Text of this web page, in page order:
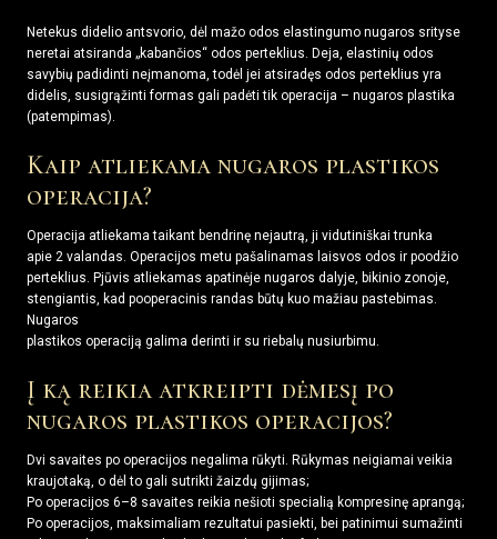
Netekus didelio antsvorio, dėl mažo odos elastingumo nugaros srityse
neretai atsiranda „kabančios“ odos perteklius. Deja, elastinių odos
savybių padidinti neįmanoma, todėl jei atsiradęs odos perteklius yra
didelis, susigrąžinti formas gali padėti tik operacija – nugaros plastika
(patempimas).
Kaip atliekama nugaros plastikos
operacija?
Operacija atliekama taikant bendrinę nejautrą, ji vidutiniškai trunka
apie 2 valandas. Operacijos metu pašalinamas laisvos odos ir poodžio
perteklius. Pjūvis atliekamas apatinėje nugaros dalyje, bikinio zonoje,
stengiantis, kad pooperacinis randas būtų kuo mažiau pastebimas.
Nugaros
plastikos operaciją galima derinti ir su riebalų nusiurbimu.
Į ką reikia atkreipti dėmesį po
nugaros plastikos operacijos?
Dvi savaites po operacijos negalima rūkyti. Rūkymas neigiamai veikia
kraujotaką, o dėl to gali sutrikti žaizdų gijimas;
Po operacijos 6–8 savaites reikia nešioti specialią kompresinę aprangą;
Po operacijos, maksimaliam rezultatui pasiekti, bei patinimui sumažinti